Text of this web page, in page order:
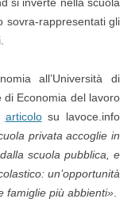
sovra-rappresentati gli
all’Università di
di Economia del lavoro
articolosu lavoce.info
privata accoglie in
scuola pubblica, e
un’opportunità
famiglie più abbienti»